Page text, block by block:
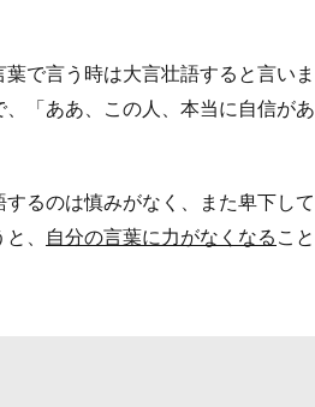
で言う時は大言壮語すると言いま
「ああ、この人、本当に自信があ
るのは慎みがなく、また卑下して
、
自分の言葉に力がなくなる こと